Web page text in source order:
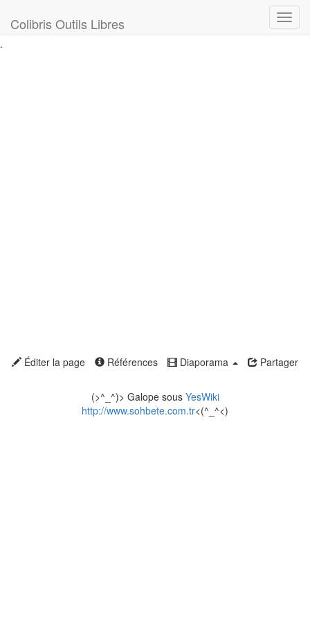
Colibris Outils Libres
.
Éditer la page Références Diaporama Partager
(>^_^)> Galope sous YesWiki
http://www.sohbete.com.tr<(^_^<)